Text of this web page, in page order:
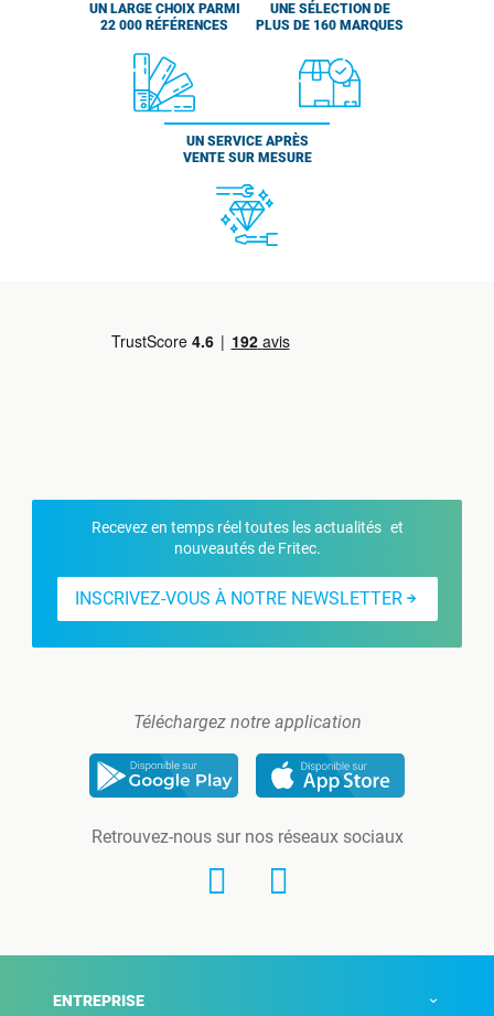
UN LARGE CHOIX PARMI
22 000 RÉFÉRENCES
UNE SÉLECTION DE
PLUS DE 160 MARQUES
UN SERVICE APRÈS
VENTE SUR MESURE
Recevez en temps réel toutes les actualités et
nouveautés de Fritec.
INSCRIVEZ-VOUS À NOTRE NEWSLETTER
Téléchargez notre application
Retrouvez-nous sur nos réseaux sociaux
ENTREPRISE